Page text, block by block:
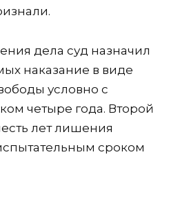
дела суд назначил
наказание в виде
условно с
четыре года. Второй
лет лишения
сроком